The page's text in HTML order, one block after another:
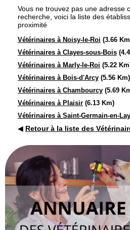
Vous ne trouvez pas une adresse
recherche, voici la liste des
proximité
Vétérinaires à Noisy-le-Roi (3.66
Vétérinaires à Clayes-sous-Bois
Vétérinaires à Marly-le-Roi (5.22
Vétérinaires à Bois-d'Arcy (5.56 Km)
Vétérinaires à Chambourcy (5.69
Vétérinaires à Plaisir (6.13 Km)
Vétérinaires à Saint-Germain-en-
◀ Retour à la liste des